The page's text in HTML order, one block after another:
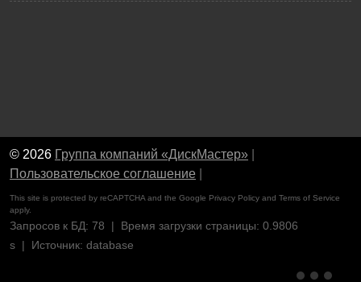
© 2026 Группа компаний «ДискМастер»
Пользовательское соглашение
This site is protected by reCAPTCHA and the Google Privacy Policy and Terms of Service
apply.
Запросов к БД: 78 | Время загрузки страницы: 0.9806
s | Источник: database